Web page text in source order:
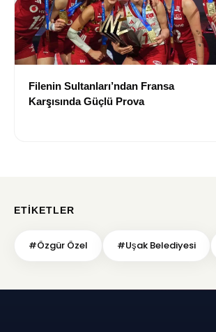
Filenin Sultanları’ndan Fransa
Karşısında Güçlü Prova
ETIKETLER
#Özgür Özel #Uşak Belediyesi